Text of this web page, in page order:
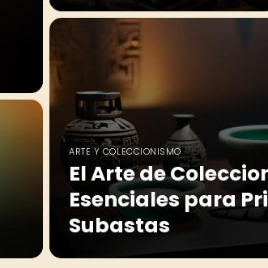
ARTE Y COLECCIONISMO
El Arte de
Esenciales para
Subastas